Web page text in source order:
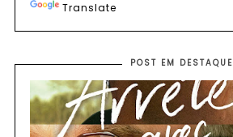
Translate
POST EM DESTAQUE